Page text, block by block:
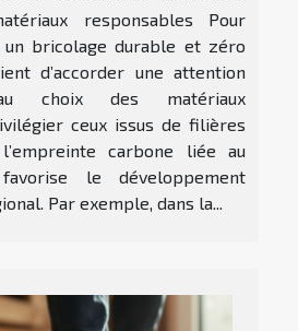
responsables Pour
un bricolage durable et zéro
d’accorder une attention
choix des matériaux
ceux issus de filières
carbone liée au
le développement
Par exemple, dans la...